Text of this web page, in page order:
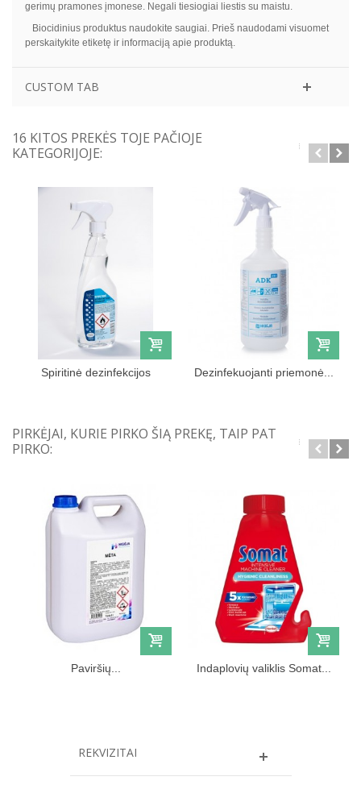
gerimų pramones įmonese. Negali tiesiogiai liestis su maistu.
Biocidinius produktus naudokite saugiai. Prieš naudodami visuomet
perskaitykite etiketę ir informaciją apie produktą.
CUSTOM TAB
16 KITOS PREKĖS TOJE PAČIOJE
KATEGORIJOJE:
Spiritinė dezinfekcijos
Dezinfekuojanti priemonė...
PIRKĖJAI, KURIE PIRKO ŠIĄ PREKĘ, TAIP PAT
PIRKO:
Paviršių... Indaplovių valiklis Somat...
REKVIZITAI